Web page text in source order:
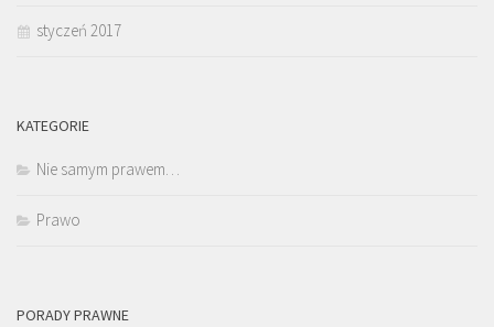
styczeń 2017
KATEGORIE
Nie samym prawem…
Prawo
PORADY PRAWNE